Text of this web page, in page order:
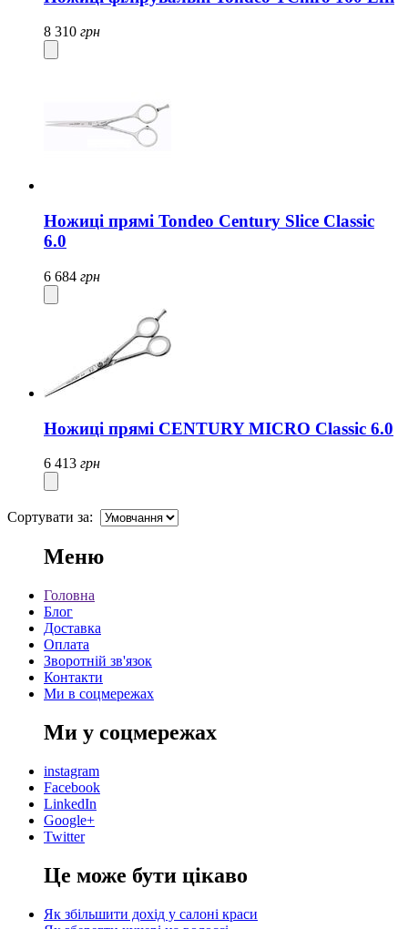
8 310 грн
Ножиці прямі Tondeo Century Slice Classic
6.0
6 684 грн
Ножиці прямі CENTURY MICRO Classic 6.0
6 413 грн
Сортувати за:
Меню
Головна
Блог
Доставка
Оплата
Зворотній зв'язок
Контакти
Ми в соцмережах
Ми у соцмережах
instagram
Facebook
LinkedIn
Google+
Twitter
Це може бути цікаво
Як збільшити дохід у салоні краси